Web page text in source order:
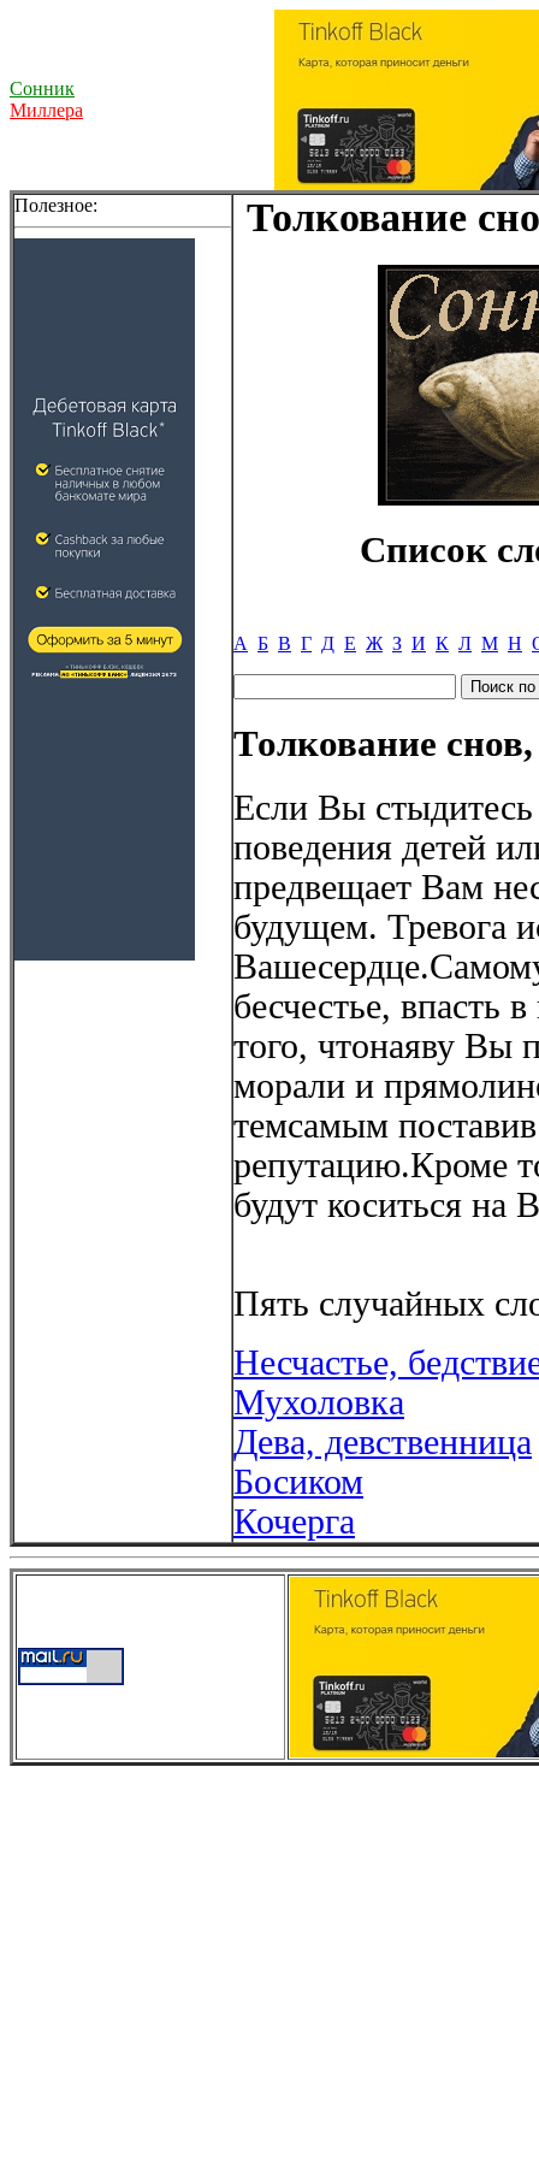
Сонник
Миллера
Полезное: Толкование
Список
А Б В Г Д Е Ж З И К Л М Н
Толкование
Если Вы стыдитесь
поведения детей
предвещает Вам
будущем. Тревога
бесчестье, впасть
того, чтонаяву Вы
морали и
темсамым
репутацию.Кроме
будут коситься на
Пять случайных
Несчастье,
Мухоловка
Дева, девственница
Босиком
Кочерга